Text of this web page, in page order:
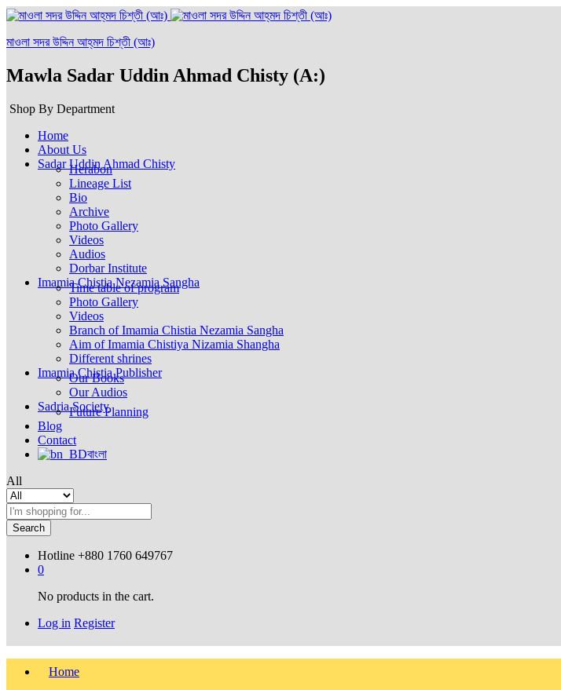
মাওলা সদর উদ্দিন আহ্‌মদ চিশ্‌তী (আঃ)
Mawla Sadar Uddin Ahmad Chisty (A:)
Shop By Department
Home
About Us
Sadar Uddin Ahmad Chisty
Herabon
Lineage List
Bio
Archive
Photo Gallery
Videos
Audios
Dorbar Institute
Imamia Chistia Nezamia Sangha
Time table of program
Photo Gallery
Videos
Branch of Imamia Chistia Nezamia Sangha
Aim of Imamia Chistiya Nizamia Shangha
Different shrines
Imamia Chistia Publisher
Our Books
Our Audios
Sadria Society
Future Planning
Blog
Contact
বাংলা
All
Search
Hotline +880 1760 649767
0
No products in the cart.
Log in Register
Home